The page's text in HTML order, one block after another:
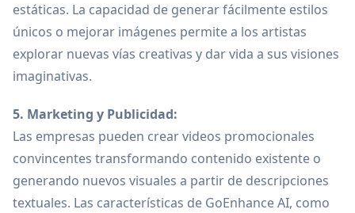
estáticas. La capacidad de generar fácilmente estilos
únicos o mejorar imágenes permite a los artistas
explorar nuevas vías creativas y dar vida a sus visiones
imaginativas.
5. Marketing y Publicidad:
Las empresas pueden crear videos promocionales
convincentes transformando contenido existente o
generando nuevos visuales a partir de descripciones
textuales. Las características de GoEnhance AI, como